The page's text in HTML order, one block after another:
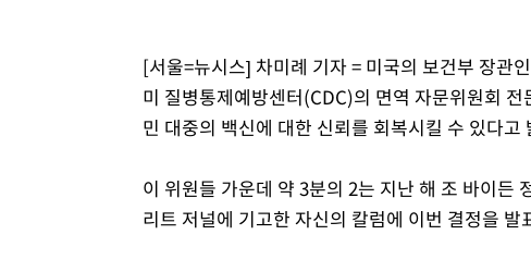
[서울=뉴시스] 차미례 기자 = 미국의 보건부 장관
미 질병통제예방센터(CDC)의 면역 자문위원회
민 대중의 백신에 대한 신뢰를 회복시킬 수 있다고
이 위원들 가운데 약 3분의 2는 지난 해 조 바이든
리트 저널에 기고한 자신의 칼럼에 이번 결정을 발